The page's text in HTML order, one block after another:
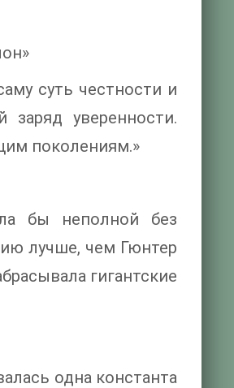
суть честности и
уверенности.
поколениям.»
бы неполной без
лучше, чем Гюнтер
гигантские
одна константа